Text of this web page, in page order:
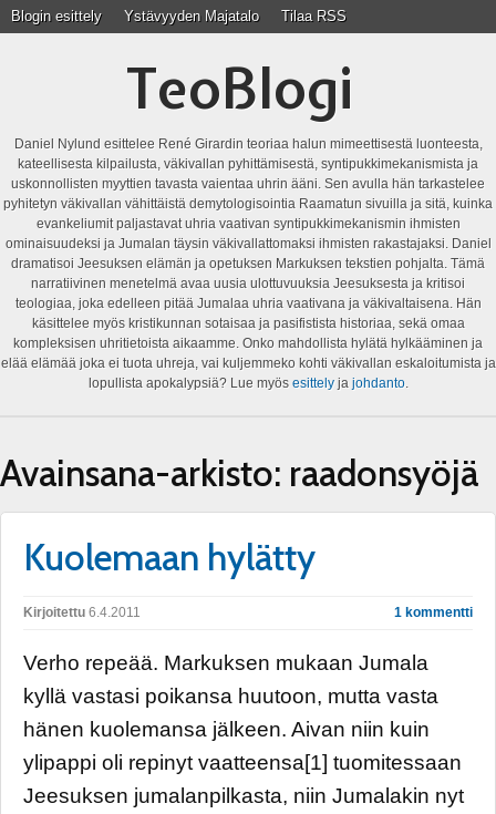
Blogin esittely Ystävyyden Majatalo Tilaa RSS
TeoBlogi
Daniel Nylund esittelee René Girardin teoriaa halun mimeettisestä luonteesta,
kateellisesta kilpailusta, väkivallan pyhittämisestä, syntipukkimekanismista ja
uskonnollisten myyttien tavasta vaientaa uhrin ääni. Sen avulla hän tarkastelee
pyhitetyn väkivallan vähittäistä demytologisointia Raamatun sivuilla ja sitä, kuinka
evankeliumit paljastavat uhria vaativan syntipukkimekanismin ihmisten
ominaisuudeksi ja Jumalan täysin väkivallattomaksi ihmisten rakastajaksi. Daniel
dramatisoi Jeesuksen elämän ja opetuksen Markuksen tekstien pohjalta. Tämä
narratiivinen menetelmä avaa uusia ulottuvuuksia Jeesuksesta ja kritisoi
teologiaa, joka edelleen pitää Jumalaa uhria vaativana ja väkivaltaisena. Hän
käsittelee myös kristikunnan sotaisaa ja pasifistista historiaa, sekä omaa
kompleksisen uhritietoista aikaamme. Onko mahdollista hylätä hylkääminen ja
elää elämää joka ei tuota uhreja, vai kuljemmeko kohti väkivallan eskaloitumista ja
lopullista apokalypsiä? Lue myös esittelyja johdanto.
Avainsana-arkisto: raadonsyöjä
Kuolemaan hylätty
Kirjoitettu 6.4.2011 1 kommentti
Verho repeää. Markuksen mukaan Jumala
kyllä vastasi poikansa huutoon, mutta vasta
hänen kuolemansa jälkeen. Aivan niin kuin
ylipappi oli repinyt vaatteensa[1] tuomitessaan
Jeesuksen jumalanpilkasta, niin Jumalakin nyt